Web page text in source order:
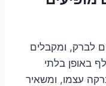
לברק, ומקבלים
באופן בלתי
עצמו, ומשאיר